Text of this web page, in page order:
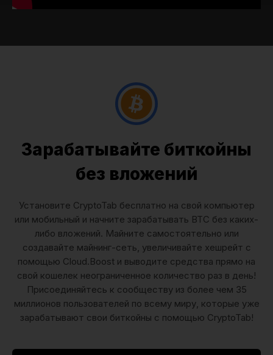
Зарабатывайте биткойны
без вложений
Установите CryptoTab бесплатно на свой компьютер
или мобильный и начните зарабатывать BTC без каких-
либо вложений. Майните самостоятельно или
создавайте майнинг-сеть, увеличивайте хешрейт с
помощью Cloud.Boost и выводите средства прямо на
свой кошелек неограниченное количество раз в день!
Присоединяйтесь к сообществу из более чем 35
миллионов пользователей по всему миру, которые уже
зарабатывают свои биткойны с помощью CryptoTab!